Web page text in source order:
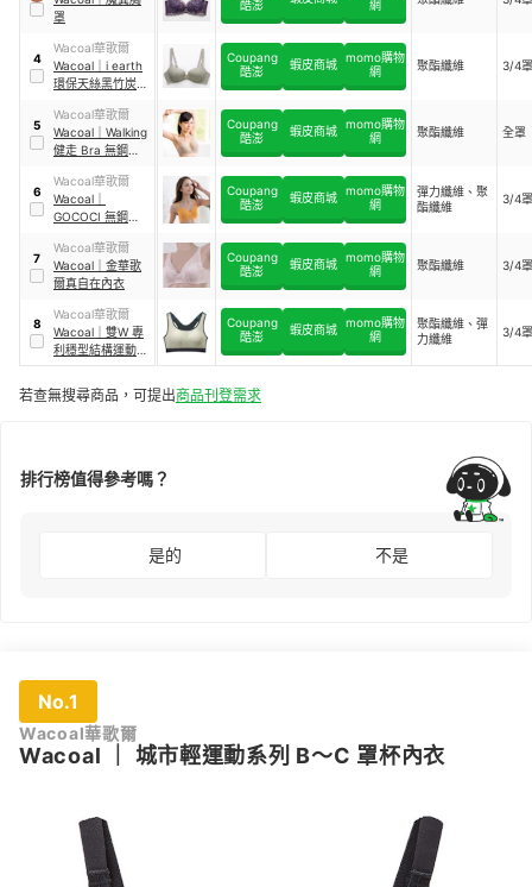
罩
酷澎
網
4
Wacoal華歌爾
Wacoal
i earth
環保天絲黑竹炭內
Coupang
酷澎
蝦皮商城 momo購物
網
聚酯纖維 3/4罩
5
Wacoal華歌爾
Wacoal
Walking
健走 Bra 無鋼圈內
Coupang
酷澎
蝦皮商城 momo購物
網
聚酯纖維 全罩
6
Wacoal華歌爾
Wacoal
GOCOCI 無鋼圈內
Coupang
酷澎
蝦皮商城 momo購物
網
彈力纖維、聚
酯纖維
3/4罩
7
Wacoal華歌爾
Wacoal
金華歌
爾真自在內衣
Coupang
酷澎
蝦皮商城 momo購物
網
聚酯纖維 3/4罩
8
Wacoal華歌爾
Wacoal
雙W 專
利穩型結構運動內
衣
Coupang
酷澎
蝦皮商城 momo購物
網
聚酯纖維、彈
力纖維
3/4罩
若查無搜尋商品，可提出商品刊登需求
排行榜值得參考嗎？
是的 不是
No.1
Wacoal華歌爾
Wacoal 城市輕運動系列 B～C 罩杯內衣